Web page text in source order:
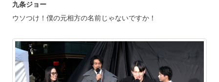
九条ジョー
ウソつけ！僕の元相方の名前じゃないですか！